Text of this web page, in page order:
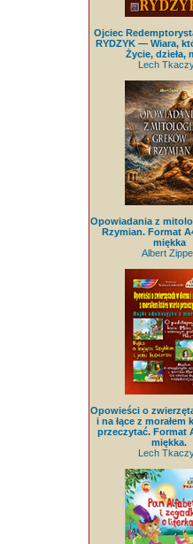
Ojciec
RYDZYK — Wiara,
Życie, dzieła,
Lech
Opowiadania z
Rzymian. Format
miękka
Albert
Opowieści o
i na łące z morałem
przeczytać. Format
miękka.
Lech